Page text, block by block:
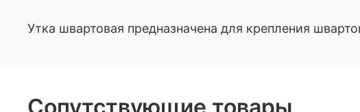
Утка швартовая предназначена для крепления